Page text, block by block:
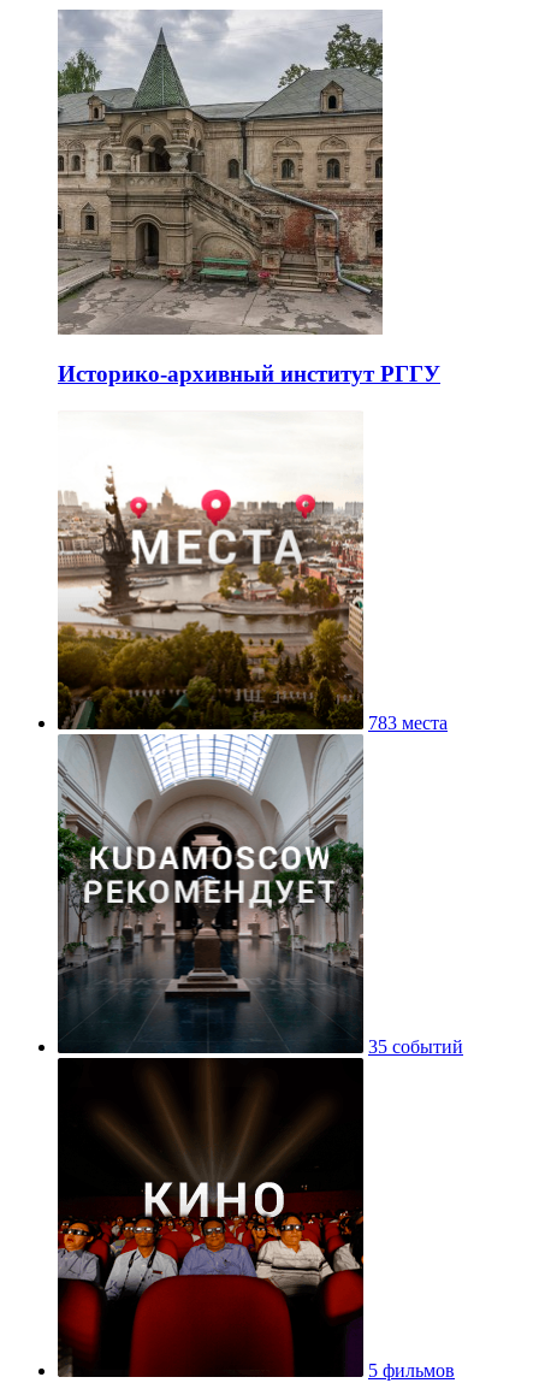
Историко-архивный институт РГГУ
783 места
35 событий
5 фильмов